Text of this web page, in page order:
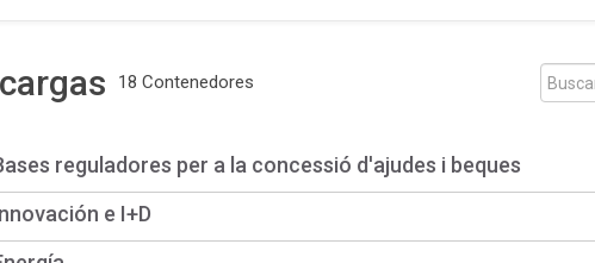
18 Contenedores
reguladores per a la concessió d'ajudes i beques
e I+D